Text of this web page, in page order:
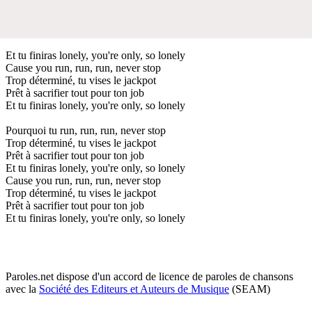
Et tu finiras lonely, you're only, so lonely
Cause you run, run, run, never stop
Trop déterminé, tu vises le jackpot
Prêt à sacrifier tout pour ton job
Et tu finiras lonely, you're only, so lonely
Pourquoi tu run, run, run, never stop
Trop déterminé, tu vises le jackpot
Prêt à sacrifier tout pour ton job
Et tu finiras lonely, you're only, so lonely
Cause you run, run, run, never stop
Trop déterminé, tu vises le jackpot
Prêt à sacrifier tout pour ton job
Et tu finiras lonely, you're only, so lonely
Paroles.net dispose d'un accord de licence de paroles de chansons
avec la Société des Editeurs et Auteurs de Musique (SEAM)